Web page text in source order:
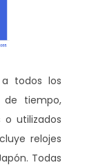
todos los
de tiempo,
utilizados
relojes
Todas